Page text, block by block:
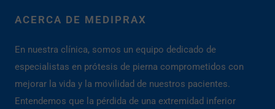
ACERCA DE MEDIPRAX
En nuestra clínica, somos un equipo dedicado de
especialistas en prótesis de pierna comprometidos con
mejorar la vida y la movilidad de nuestros pacientes.
Entendemos que la pérdida de una extremidad inferior